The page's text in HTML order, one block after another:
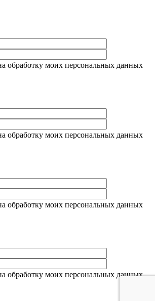
обработку моих персональных данных
обработку моих персональных данных
обработку моих персональных данных
обработку моих персональных данных